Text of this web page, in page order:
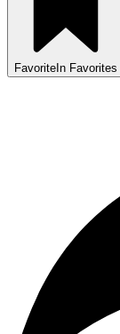
Favorite In Favorites